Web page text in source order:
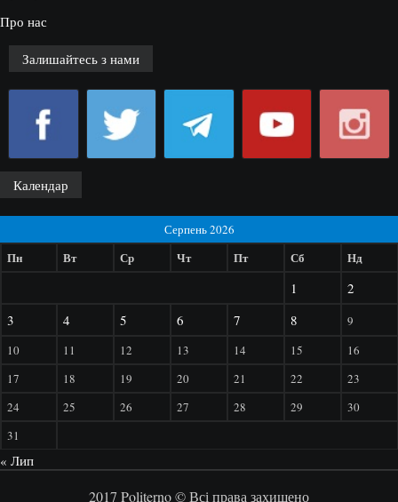
Про нас
Залишайтесь з нами
Календар
Серпень 2026
Пн Вт Ср Чт Пт Сб Нд
1
2
3
4 5 6 7 8
9
10
11 12 13 14 15
16
17
18 19 20 21 22
23
24
25 26 27 28 29
30
31
« Лип
2017 Politerno © Всі права захищено